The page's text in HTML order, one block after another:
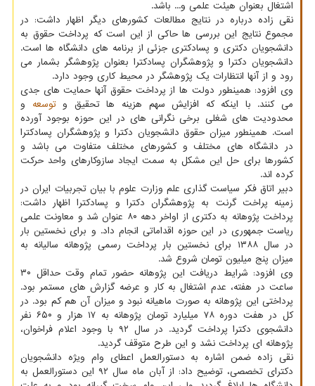
اشتغال بعنوان هیئت علمی و... باشد.
نقی زاده درباره در نتایج مطالعات کشورهای دیگر اظهار داشت: در
مجموع نتایج این بررسی ها حاکی از این است که پرداخت حقوق به
دانشجویان دکتری و پسادکتری جزئی از برنامه های دانشگاه ها است.
دانشجویان دکترا و پژوهشگران پسادکترا بعنوان پژوهشگر بشمار می
رود و از آنها انتظارات یک پژوهشگر در محیط کاری وجود دارد.
وی افزود: همینطور دولت ها از پرداخت حقوق آنها حمایت های جدی
می کنند. با اینکه که افزایش سهم هزینه ها تحقیق وتوسعه و
محدودیت های شغلی برخی نگرانی های در این حوزه بوجود آورده
است. همینطور میزان حقوق دانشجویان دکترا و پژوهشگران پسادکترا
در دانشگاه های مختلف و کشورهای مختلف متفاوت می باشد و
کشورها برای حل این مشکل به سمت ایجاد سازوکارهای واحد حرکت
کرده اند.
دبیر اتاق فکر سیاست گذاری علم وزارت علوم با بیان تجربیات ایران در
زمینه پراخت گرنت به پژوهشگران دکترا و پسادکترا اظهار داشت:
پرداخت پژوهانه به دکتری از اواخر دهه ۸۰ عنوان شد و معاونت علمی
ریاست جمهوری در این حوزه اقداماتی انجام داد. و برای نخستین بار
در سال ۱۳۸۸ برای نخستین بار پرداخت رسمی پژوهانه سالیانه به
میزان پنج میلیون تومان شروع شد.
وی افزود: شرایط دریافت این پژوهانه حضور تمام وقت حداقل ۳۰
ساعت در هفته، عدم اشتغال به کار و عرضه گزارش های مستمر بود.
پرداختی این پژوهانه به صورت ماهیانه نبود و میزان آن هم کم بود. در
کل در هفت دوره ۷۸ میلیارد تومان پژوهانه به ۱۷ هزار و ۶۵۰ نفر
دانشجوی دکترا پرداخت گردید. در سال ۹۲ با وجود اعلام فراخوان،
پژوهانه ای پرداخت نشد و این طرح متوقف گردید.
نقی زاده ضمن اشاره به دستورالعمل اعطای وام ویژه دانشجویان
دکترای تخصصی، توضیح داد: از آبان ماه سال ۹۲ این دستورالعمل به